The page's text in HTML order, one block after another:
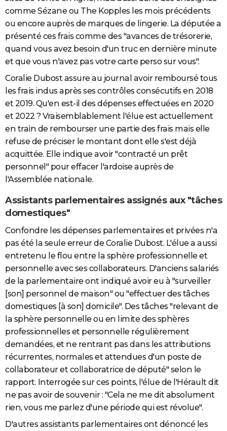
comme Sézane ou The Kopples les mois précédents
ou encore auprès de marques de lingerie. La députée a
présenté ces frais comme des "avances de trésorerie,
quand vous avez besoin d'un truc en dernière minute
et que vous n'avez pas votre carte perso sur vous".
Coralie Dubost assure au journal avoir remboursé tous
les frais indus après ses contrôles consécutifs en 2018
et 2019. Qu'en est-il des dépenses effectuées en 2020
et 2022 ? Vraisemblablement l'élue est actuellement
en train de rembourser une partie des frais mais elle
refuse de préciser le montant dont elle s'est déjà
acquittée. Elle indique avoir "contracté un prêt
personnel" pour effacer l'ardoise auprès de
l'Assemblée nationale.
Assistants parlementaires assignés aux "tâches
domestiques"
Confondre les dépenses parlementaires et privées n'a
pas été la seule erreur de Coralie Dubost. L'élue a aussi
entretenu le flou entre la sphère professionnelle et
personnelle avec ses collaborateurs. D'anciens salariés
de la parlementaire ont indiqué avoir eu à "surveiller
[son] personnel de maison" ou "effectuer des tâches
domestiques [à son] domicile". Des tâches "relevant de
la sphère personnelle ou en limite des sphères
professionnelles et personnelle régulièrement
demandées, et ne rentrant pas dans les attributions
récurrentes, normales et attendues d'un poste de
collaborateur et collaboratrice de député" selon le
rapport. Interrogée sur ces points, l'élue de l'Hérault dit
ne pas avoir de souvenir : "Cela ne me dit absolument
rien, vous me parlez d'une période qui est révolue".
D'autres assistants parlementaires ont dénoncé les